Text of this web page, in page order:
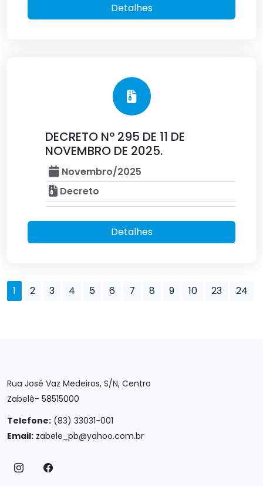
Detalhes
DECRETO Nº 295 DE 11 DE
NOVEMBRO DE 2025.
Novembro/2025
Decreto
Detalhes
1 2 3 4 5 6 7 8 9 10 23 24
Rua José Vaz Medeiros, S/N, Centro
Zabelê- 58515000
Telefone: (83) 33031-001
Email: zabele_pb@yahoo.com.br